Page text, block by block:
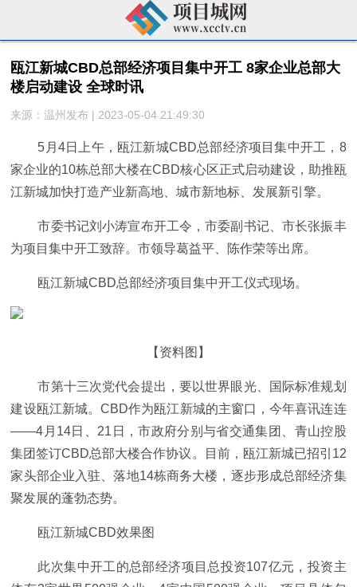
瓯江新城CBD总部经济项目集中开工 8家企业总部大
楼启动建设 全球时讯
来源：温州发布 | 2023-05-04 21:49:30
5月4日上午，瓯江新城CBD总部经济项目集中开工，8
家企业的10栋总部大楼在CBD核心区正式启动建设，助推瓯
江新城加快打造产业新高地、城市新地标、发展新引擎。
市委书记刘小涛宣布开工令，市委副书记、市长张振丰
为项目集中开工致辞。市领导葛益平、陈作荣等出席。
瓯江新城CBD总部经济项目集中开工仪式现场。
【资料图】
市第十三次党代会提出，要以世界眼光、国际标准规划
建设瓯江新城。CBD作为瓯江新城的主窗口，今年喜讯连连
——4月14日、21日，市政府分别与省交通集团、青山控股
集团签订CBD总部大楼合作协议。目前，瓯江新城已招引12
家头部企业入驻、落地14栋商务大楼，逐步形成总部经济集
聚发展的蓬勃态势。
瓯江新城CBD效果图
此次集中开工的总部经济项目总投资107亿元，投资主